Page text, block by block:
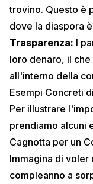
trovino. Questo è
dove la diaspora
Trasparenza: I
loro denaro, il
all'interno della
Esempi Concreti
Per illustrare
prendiamo alcuni
Cagnotta per un
Immagina di voler
compleanno a